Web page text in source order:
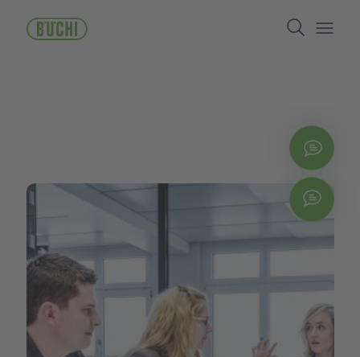
Search